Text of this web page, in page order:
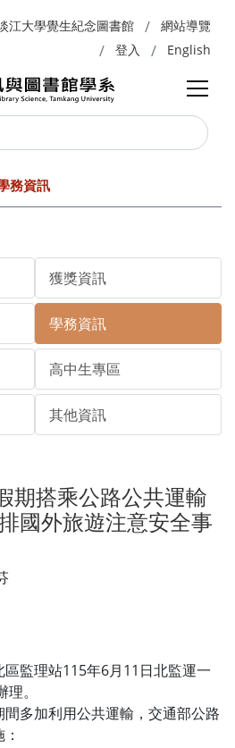
江大學覺生紀念圖書館
網站導覽
登入
English
務資訊
獲獎資訊
學務資訊
高中生專區
其他資訊
期搭乘公路公共運輸
國外旅遊注意安全事
監理站115年6月11日北監運一
。
多加利用公共運輸，交通部公路